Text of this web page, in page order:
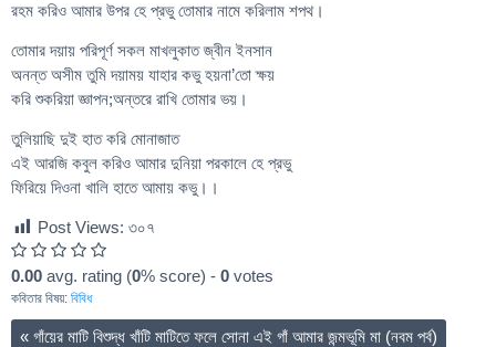
রহম করিও আমার উপর হে প্রভু তোমার নামে করিলাম শপথ।
তোমার দয়ায় পরিপূর্ণ সকল মাখলুকাত জ্বীন ইনসান
অনন্ত অসীম তুমি দয়াময় যাহার কভু হয়না’তো ক্ষয়
করি শুকরিয়া জ্ঞাপন;অন্তরে রাখি তোমার ভয়।
তুলিয়াছি দুই হাত করি মোনাজাত
এই আরজি কবুল করিও আমার দুনিয়া পরকালে হে প্রভু
ফিরিয়ে দিওনা খালি হাতে আমায় কভু।।
Post Views: ৩০৭
0.00 avg. rating (0% score) - 0 votes
কবিতার বিষয়: বিবিধ
« গাঁয়ের মাটি বিশুদ্ধ খাঁটি মাটিতে ফলে সোনা এই গাঁ আমার জন্মভূমি মা (নবম পর্ব)